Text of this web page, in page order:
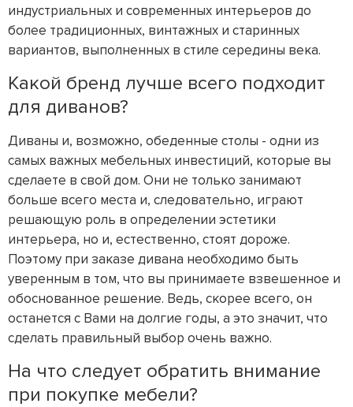
индустриальных и современных интерьеров до
более традиционных, винтажных и старинных
вариантов, выполненных в стиле середины века.
Какой бренд лучше всего подходит
для диванов?
Диваны и, возможно, обеденные столы - одни из
самых важных мебельных инвестиций, которые вы
сделаете в свой дом. Они не только занимают
больше всего места и, следовательно, играют
решающую роль в определении эстетики
интерьера, но и, естественно, стоят дороже.
Поэтому при заказе дивана необходимо быть
уверенным в том, что вы принимаете взвешенное и
обоснованное решение. Ведь, скорее всего, он
останется с Вами на долгие годы, а это значит, что
сделать правильный выбор очень важно.
На что следует обратить внимание
при покупке мебели?